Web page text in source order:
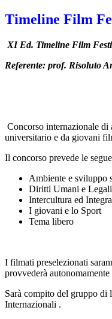
Timeline Film
XI Ed. Timeline Film
Referente: prof. Risoluto
Concorso internazionale
universitario e da giovani
Il concorso prevede le
Ambiente e sviluppo
Diritti Umani e
Intercultura ed
I giovani e lo Sport
Tema libero
I filmati preselezionati
provvederà autonomamente
Sarà compito del gruppo di
Internazionali .